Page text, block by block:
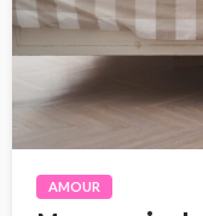
AMOUR